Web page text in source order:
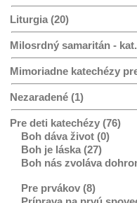
Liturgia (20)
Milosrdný samaritán -
Mimoriadne katechézy
Nezaradené (1)
Pre deti katechézy (76)
Boh dáva život (0)
Boh je láska (27)
Boh nás zvoláva
Pre prvákov (8)